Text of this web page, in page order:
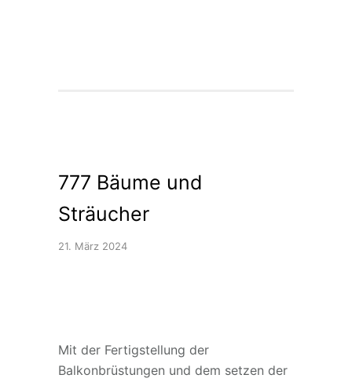
777 Bäume und
Sträucher
21. März 2024
Mit der Fertigstellung der
Balkonbrüstungen und dem setzen der